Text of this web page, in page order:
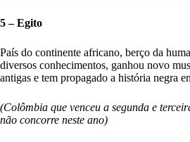
5 – Egito
País do continente africano, berço da
diversos conhecimentos, ganhou novo
antigas e tem propagado a história negra
(Colômbia que venceu a segunda e
não concorre neste ano)